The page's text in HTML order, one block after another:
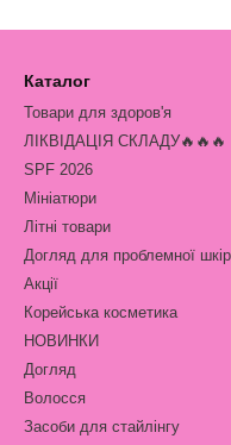
Каталог
Товари для здоров'я
ЛІКВІДАЦІЯ СКЛАДУ🔥🔥🔥
SPF 2026
Мініатюри
Літні товари
Догляд для проблемної
Акції
Корейська косметика
НОВИНКИ
Догляд
Волосся
Засоби для стайлінгу